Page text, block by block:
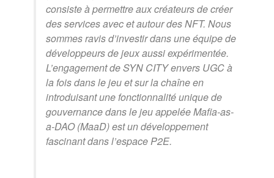
consiste à permettre aux créateurs de créer
des services avec et autour des NFT. Nous
sommes ravis d’investir dans une équipe de
développeurs de jeux aussi expérimentée.
L’engagement de SYN CITY envers UGC à
la fois dans le jeu et sur la chaîne en
introduisant une fonctionnalité unique de
gouvernance dans le jeu appelée Mafia-as-
a-DAO (MaaD) est un développement
fascinant dans l’espace P2E.